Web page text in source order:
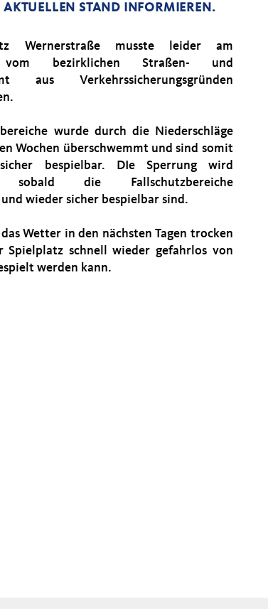
STAND INFORMIEREN.
Wernerstraße musste leider am
vom bezirklichen Straßen- und
aus Verkehrssicherungsgründen
wurde durch die Niederschläge
Wochen überschwemmt und sind somit
bespielbar. DIe Sperrung wird
sobald die Fallschutzbereiche
wieder sicher bespielbar sind.
das Wetter in den nächsten Tagen trocken
Spielplatz schnell wieder gefahrlos von
werden kann.